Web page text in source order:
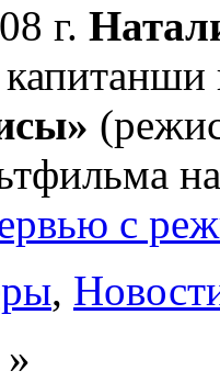
г.
с
,
»